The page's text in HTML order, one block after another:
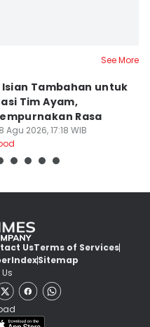
See More
Isian Tambahan untuk
Tim Ayam,
Rasa
Agu 2026, 17:18 WIB
UsTerms of Services
IndexSitemap